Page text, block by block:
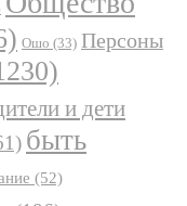
Ошо (33) Персоны
и дети
быть
(52)